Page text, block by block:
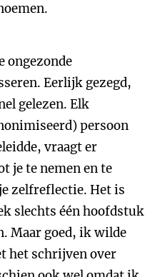
ongezonde
Eerlijk gezegd,
gelezen. Elk
persoon
vraagt er
je te nemen en te
zelfreflectie. Het is
slechts één hoofdstuk
Maar goed, ik wilde
het schrijven over